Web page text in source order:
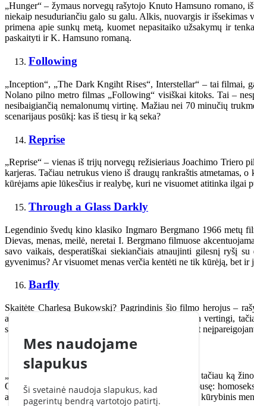
„Hunger“ – žymaus norvegų rašytojo Knuto Hamsuno romano,
niekaip nesuduriančiu galo su galu. Alkis, nuovargis ir
primena apie sunkų metą, kuomet nepasitaiko užsakymų ir
paskaityti ir K. Hamsuno romaną.
Following
„Inception“, „The Dark Kngiht Rises“, Interstellar“ – tai filmai,
Nolano pilno metro filmas „Following“ visiškai kitoks. Tai –
nesibaigiančią nemalonumų virtinę. Mažiau nei 70 minučių
scenarijaus posūkį: kas iš tiesų ir ką seka?
Reprise
„Reprise“ – vienas iš trijų norvegų režisieriaus Joachimo Triero
karjeras. Tačiau netrukus vieno iš draugų rankraštis
kūrėjams apie lūkesčius ir realybę, kuri ne visuomet atitinka ilgai
Through a Glass Darkly
Legendinio švedų kino klasiko Ingmaro Bergmano 1966 metų
Dievas, menas, meilė, neretai I. Bergmano filmuose
savo vaikais, desperatiškai siekiančiais atnaujinti gilesnį ryšį
gyvenimus? Ar visuomet menas verčia kentėti ne tik kūrėją, bet ir
Barfly
Skaitėte Charlesą Bukowskį? Pagrindinis šio filmo herojus –
atmosferą. Žvelgiant literatūriškai, kūriniai nėra itin vertingi,
smagios, o ir skaitomos labai lengvai. Lygiai taip pat
Wilde
„Doriano Grėjaus portretas“ žavėjo dar mokykloje, tačiau ką
Oskaro Vaildo gyvenimo faktus, bet ir tamsiąją jo pusę:
amžininkų aplinka, bet kartai iš kartos perduodamas kūrybinis
Mes naudojame
slapukus
Ši svetainė naudoja slapukus, kad
pagerintų bendrą vartotojo patirtį.